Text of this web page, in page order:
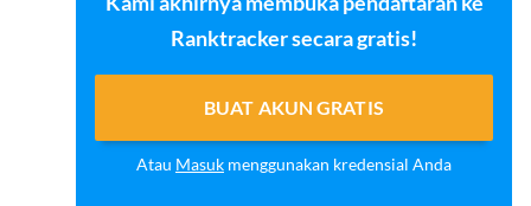
Ranktracker secara gratis!
BUAT AKUN GRATIS
Atau Masuk menggunakan kredensial Anda